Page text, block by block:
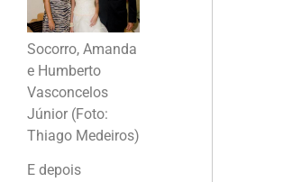
Socorro, Amanda
e Humberto
Vasconcelos
Júnior (Foto:
Thiago Medeiros)
E depois